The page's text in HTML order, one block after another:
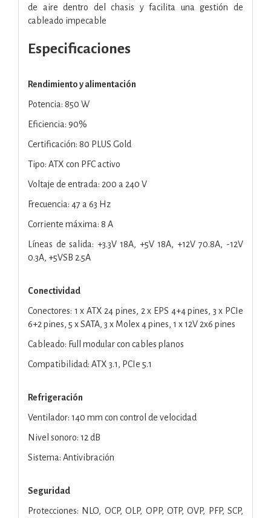
de aire dentro del chasis y facilita una gestión de
cableado impecable
Especificaciones
Rendimiento y alimentación
Potencia: 850 W
Eficiencia: 90%
Certificación: 80 PLUS Gold
Tipo: ATX con PFC activo
Voltaje de entrada: 200 a 240 V
Frecuencia: 47 a 63 Hz
Corriente máxima: 8 A
Líneas de salida: +3.3V 18A, +5V 18A, +12V 70.8A, -12V
0.3A, +5VSB 2.5A
Conectividad
Conectores: 1 x ATX 24 pines, 2 x EPS 4+4 pines, 3 x PCIe
6+2 pines, 5 x SATA, 3 x Molex 4 pines, 1 x 12V 2x6 pines
Cableado: Full modular con cables planos
Compatibilidad: ATX 3.1, PCIe 5.1
Refrigeración
Ventilador: 140 mm con control de velocidad
Nivel sonoro: 12 dB
Sistema: Antivibración
Seguridad
Protecciones: NLO, OCP, OLP, OPP, OTP, OVP, PFP, SCP,